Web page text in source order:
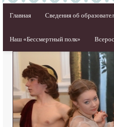
Главная Сведения об
Наш «Бессмертный полк»